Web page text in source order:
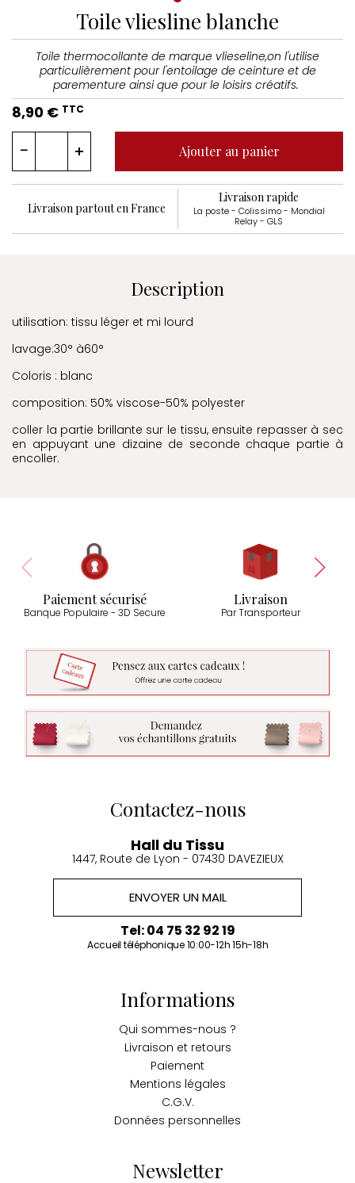
Toile vliesline blanche
Toile thermocollante de marque vlieseline,on l'utilise
particulièrement pour l'entoilage de ceinture et de
parementure ainsi que pour le loisirs créatifs.
8,90 € TTC
Ajouter au panier
Livraison partout en France
Livraison rapide
La poste - Colissimo - Mondial
Relay - GLS
Description
utilisation: tissu léger et mi lourd
lavage:30° à60°
Coloris : blanc
composition: 50% viscose-50% polyester
coller la partie brillante sur le tissu, ensuite repasser à sec
en appuyant une dizaine de seconde chaque partie à
encoller.
Paiement sécurisé
Banque Populaire - 3D Secure
Livraison
Par Transporteur
Contactez-nous
Hall du Tissu
1447, Route de Lyon - 07430 DAVEZIEUX
ENVOYER UN MAIL
Tel: 04 75 32 92 19
Accueil téléphonique 10:00-12h 15h-18h
Informations
Qui sommes-nous ?
Livraison et retours
Paiement
Mentions légales
C.G.V.
Données personnelles
Newsletter